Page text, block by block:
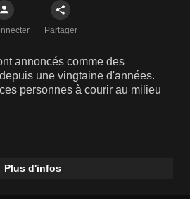
Partager
annoncés comme des
une vingtaine d'années.
personnes à courir au milieu
Plus d'infos